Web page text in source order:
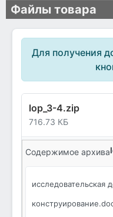
Файлы товара
Для получения
lop_3-4.zip
716.73 КБ
Содержимое архива
исследовательская